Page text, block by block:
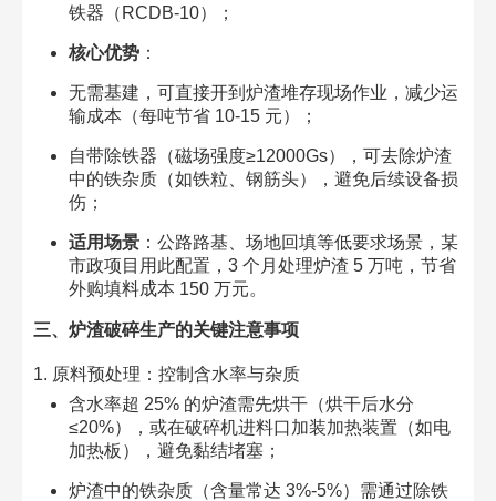
铁器（RCDB-10）；​
核心优势：​
无需基建，可直接开到炉渣堆存现场作业，减少运
输成本（每吨节省 10-15 元）；​
自带除铁器（磁场强度≥12000Gs），可去除炉渣
中的铁杂质（如铁粒、钢筋头），避免后续设备损
伤；​
适用场景：公路路基、场地回填等低要求场景，某
市政项目用此配置，3 个月处理炉渣 5 万吨，节省
外购填料成本 150 万元。​
三、炉渣破碎生产的关键注意事项​
1. 原料预处理：控制含水率与杂质​
含水率超 25% 的炉渣需先烘干（烘干后水分
≤20%），或在破碎机进料口加装加热装置（如电
加热板），避免黏结堵塞；​
炉渣中的铁杂质（含量常达 3%-5%）需通过除铁